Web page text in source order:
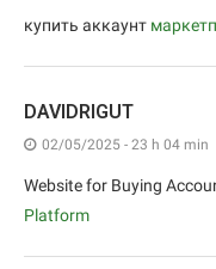
купить аккаунт
DAVIDRIGUT
02/05/2025 - 23 h 04 min
Website for Buying
Platform